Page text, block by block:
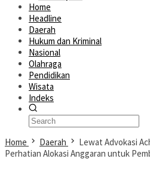
Home
Headline
Daerah
Hukum dan Kriminal
Nasional
Olahraga
Pendidikan
Wisata
Indeks
Home Daerah
Lewat Advokasi
Perhatian Alokasi Anggaran untuk